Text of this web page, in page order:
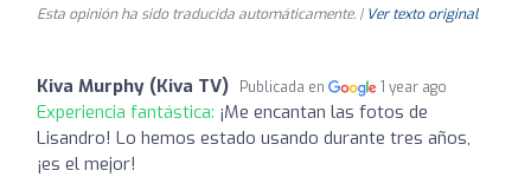
Esta opinión ha sido traducida automáticamente. | Ver texto original
Kiva Murphy (Kiva TV) Publicada en 1 year ago
Experiencia fantástica: ¡Me encantan las fotos de
Lisandro! Lo hemos estado usando durante tres años,
¡es el mejor!